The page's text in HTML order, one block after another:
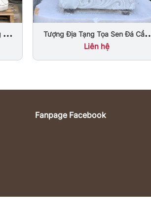
Tượng Địa Tạng Tọa Sen Đá Cẩm
Thạch Nguyên Khối
Liên hệ
Fanpage Facebook